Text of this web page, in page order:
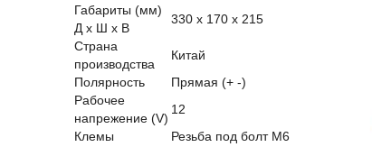
Габариты (мм)
Д x Ш x В
330 x 170 x 215
Страна
производства
Китай
Полярность
Прямая (+ -)
Рабочее
напрежение (V)
12
Клемы
Резьба под болт M6